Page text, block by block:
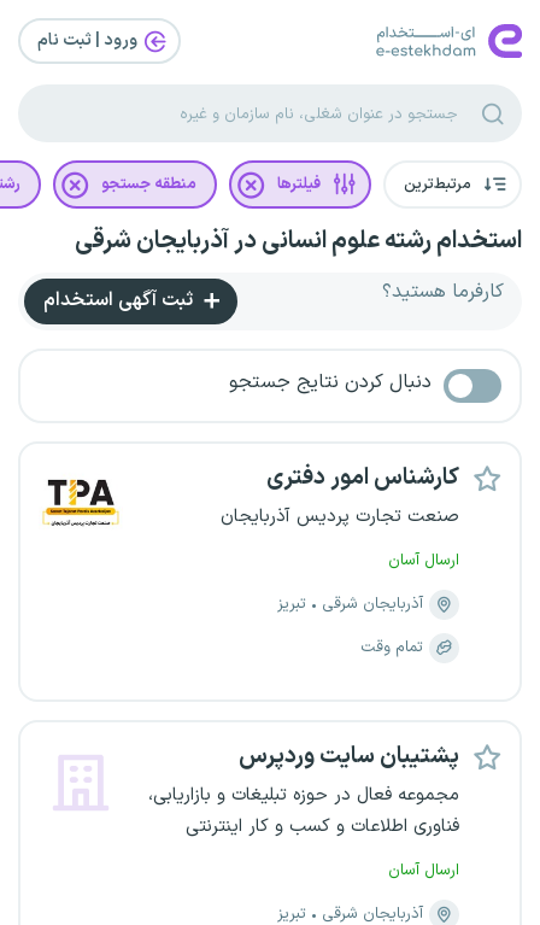
ورود | ثبت‌ نام
مرتبط‌ترین فیلترها منطقه جستجو
استخدام رشته علوم انسانی در آذربایجان شرقی
کارفرما هستید؟ ثبت آگهی استخدام
دنبال کردن نتایج جستجو
کارشناس امور دفتری
صنعت تجارت پردیس آذربایجان
ارسال آسان
آذربایجان شرقی
تبریز
تمام وقت
پشتیبان سایت وردپرس
مجموعه فعال در حوزه تبلیغات و بازاریابی،
فناوری اطلاعات و کسب و کار اینترنتی
ارسال آسان
آذربایجان شرقی
تبریز